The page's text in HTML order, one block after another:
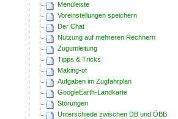
Menüleiste
Voreinstellungen speichern
Der Chat
Nutzung auf mehreren Rechnern
Zugumleitung
Tipps & Tricks
Making-of
Aufgaben im Zugfahrplan
GoogleEarth-Landkarte
Störungen
Unterschiede zwischen DB und ÖBB